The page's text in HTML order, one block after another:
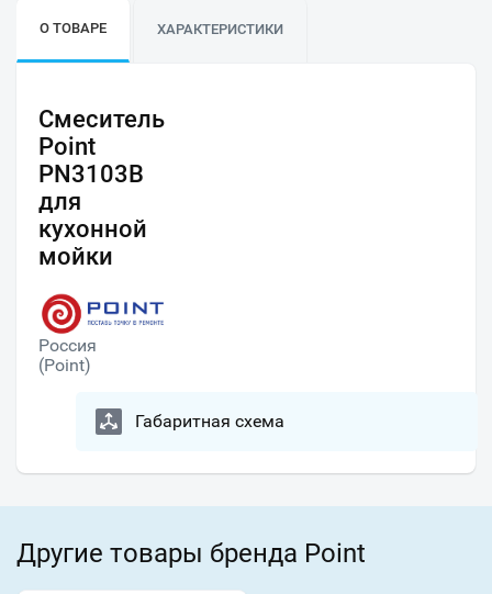
О ТОВАРЕ ХАРАКТЕРИСТИКИ
Смеситель
Point
PN3103B
для
кухонной
мойки
Россия
(Point)
Габаритная схема
Другие товары бренда Point